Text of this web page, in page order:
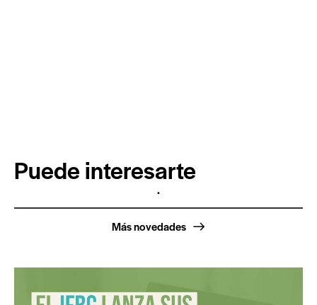
Puede interesarte
.
Más novedades